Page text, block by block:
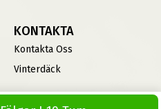
KONTAKTA
Kontakta Oss
Vinterdäck